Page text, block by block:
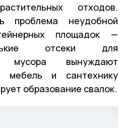
отходов.
проблема неудобной
площадок —
отсеки для
мусора вынуждают
мебель и сантехнику
образование свалок.